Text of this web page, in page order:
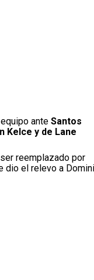
ante Santos
Kelce y de Lane
reemplazado por
dio el relevo a